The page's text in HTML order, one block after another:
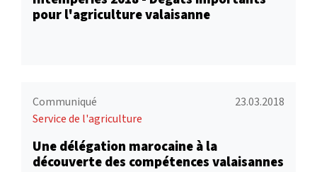
pour l'agriculture valaisanne
Communiqué
23.03.2018
Service de l'agriculture
Une délégation marocaine à la
découverte des compétences valaisannes